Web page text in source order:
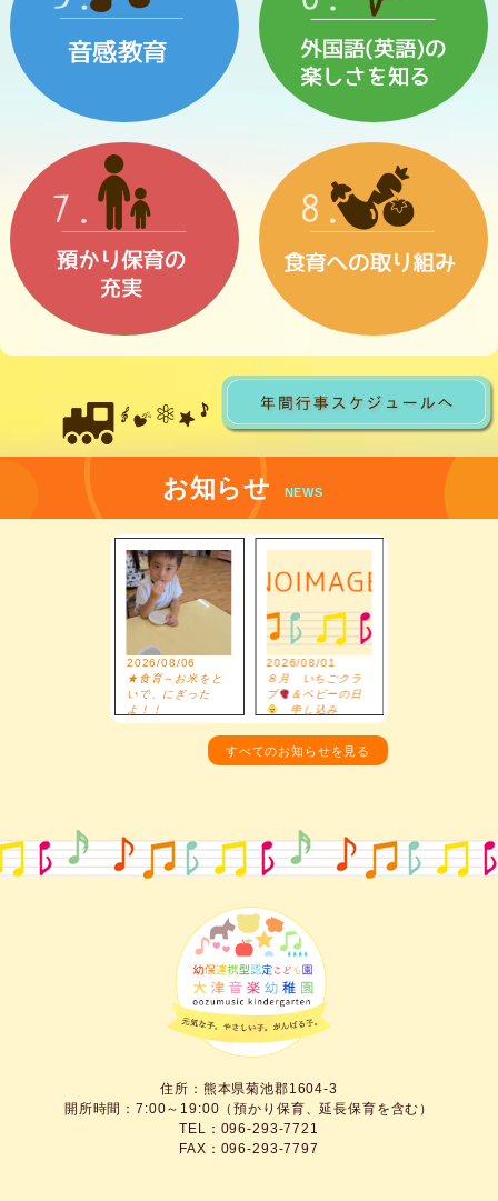
お知らせ NEWS
2026/08/06
★食育～お米をと
いで、にぎった
よ！！
2026/08/01
８月 いちごクラ
ブ
＆ベビーの日
申し込み
すべてのお知らせを見る
住所：熊本県菊池郡1604-3
開所時間：7:00～19:00（預かり保育、延長保育を含む）
TEL：096-293-7721
FAX：096-293-7797